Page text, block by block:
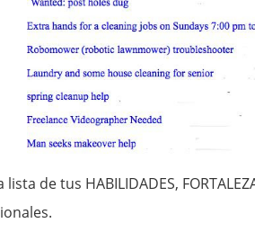
de tus HABILIDADES,